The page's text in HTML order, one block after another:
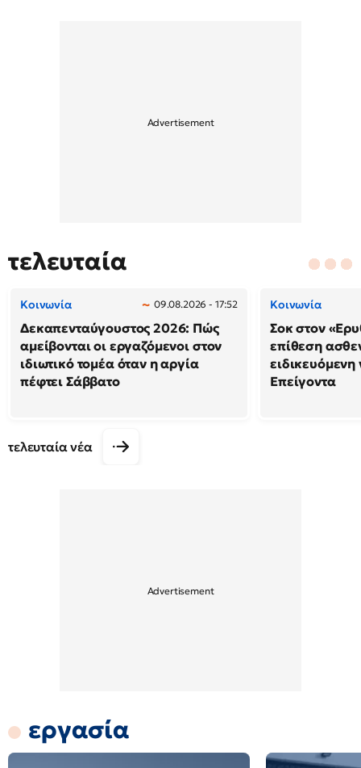
τελευταία
Κοινωνία 09.08.2026 - 17:52
Δεκαπενταύγουστος 2026: Πώς
αμείβονται οι εργαζόμενοι στον
ιδιωτικό τομέα όταν η αργία
πέφτει Σάββατο
Κοινωνία
Σοκ στον
επίθεση
Επείγοντα
τελευταία νέα
εργασία